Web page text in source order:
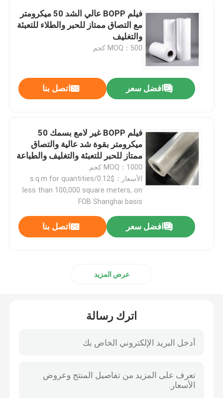
فيلم BOPP عالي الشد 50 ميكرومتر
مع التصاق ممتاز للحبر والطلاء للتعبئة
والتغليف
MOQ：500 كجم
افضل سعر اتصل بنا
فيلم BOPP غير لامع بسمك 50
ميكرومتر بقوة شد عالية والتصاق
ممتاز للحبر للتعبئة والتغليف والطباعة
MOQ：1000 كجم
الأسعار：$0.12/s.q.m for quantities
less than 100,000 square meters, on
FOB Shanghai basis
افضل سعر اتصل بنا
عرض المزيد
اترك رسالة